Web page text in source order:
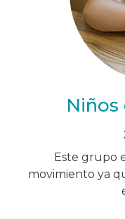
Niños
Este grupo
movimiento ya